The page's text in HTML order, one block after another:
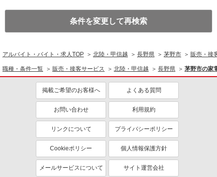
条件を変更して再検索
アルバイト・バイト・求人TOP 北陸・甲信越 長野県 茅野市 販売・接
職種・条件一覧 販売・接客サービス 北陸・甲信越 長野県 茅野市の家
掲載ご希望のお客様へ よくある質問
お問い合わせ 利用規約
リンクについて プライバシーポリシー
Cookieポリシー 個人情報保護方針
メールサービスについて サイト運営会社